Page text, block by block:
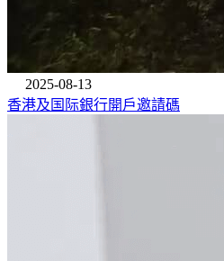
2025-08-13
香港及国际銀行開戶邀請碼